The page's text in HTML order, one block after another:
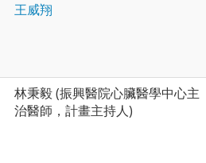
王威翔
林秉毅 (振興醫院心臟醫學中心主
治醫師，計畫主持人)